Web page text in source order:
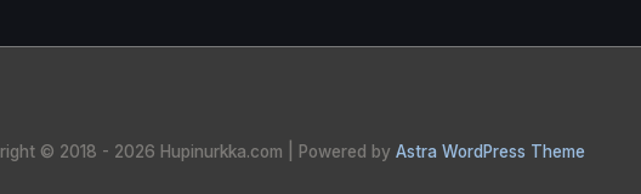
© 2018 - 2026 Hupinurkka.com | Powered by Astra WordPress Theme